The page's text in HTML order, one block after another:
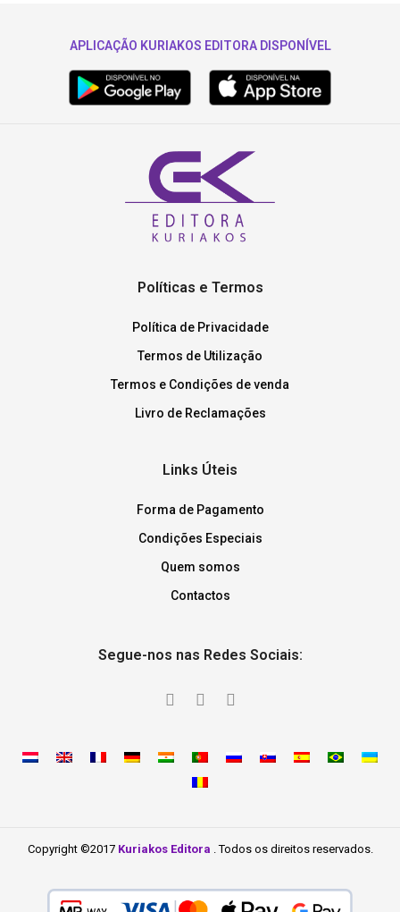
APLICAÇÃO KURIAKOS EDITORA DISPONÍVEL
Políticas e Termos
Política de Privacidade
Termos de Utilização
Termos e Condições de venda
Livro de Reclamações
Links Úteis
Forma de Pagamento
Condições Especiais
Quem somos
Contactos
Segue-nos nas Redes Sociais:
Copyright ©2017 Kuriakos Editora . Todos os direitos reservados.